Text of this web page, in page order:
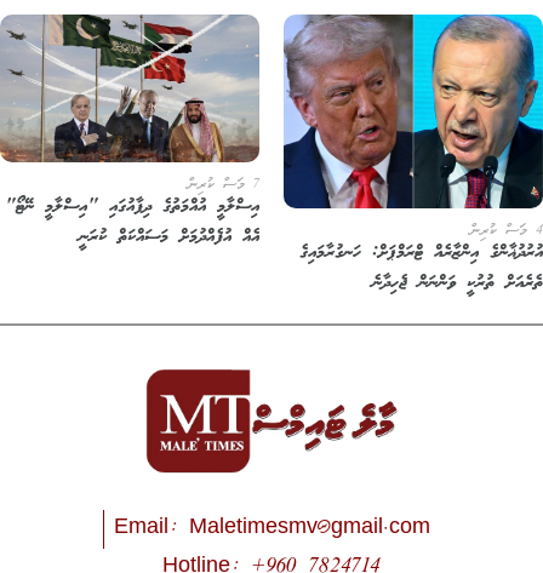
އިންޒާރެއް ޓްރަމްޕަށް: ހަނގުރާމައިގެ
ތުރުކީ ވަންނަން ޖެހިދާނެ
އިސްލާމީ އުއްމަތުގެ ދިފާއުގައި "އިސްލާމީ ނޭޓޯ"
އެއް އުފެއްދުމަށް މަސައްކަތް ކުރަނީ
Email:Maletimesmv@gmail.com